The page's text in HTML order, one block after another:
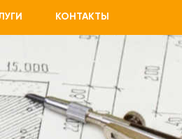
КОНТАКТЫ